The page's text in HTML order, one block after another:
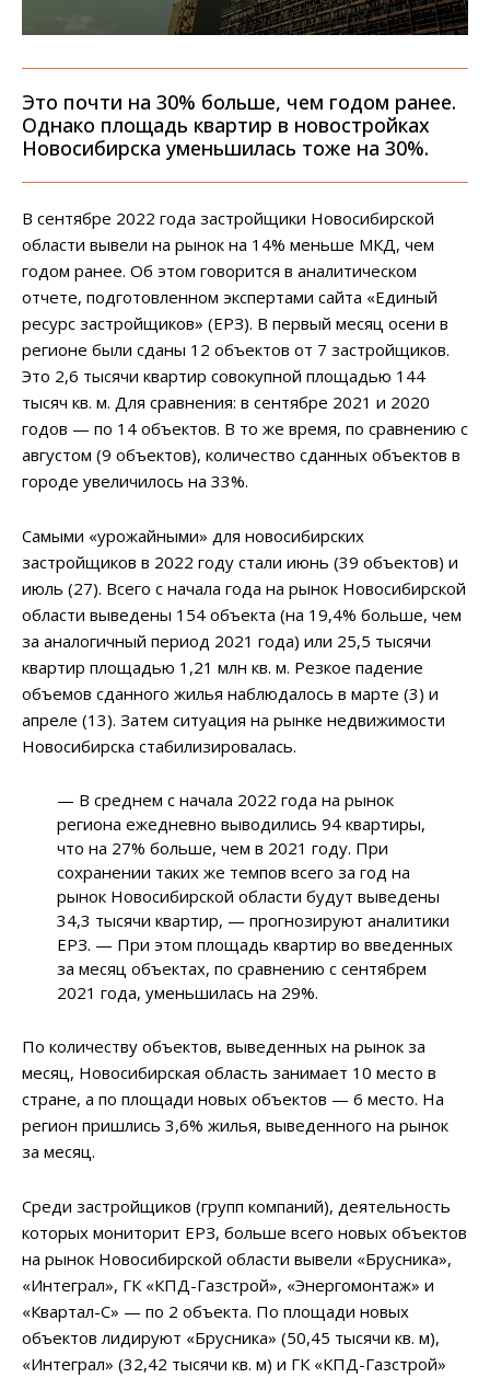
Это почти на 30% больше, чем годом ранее.
Однако площадь квартир в новостройках
Новосибирска уменьшилась тоже на 30%.
В сентябре 2022 года застройщики Новосибирской
области вывели на рынок на 14% меньше МКД, чем
годом ранее. Об этом говорится в аналитическом
отчете, подготовленном экспертами сайта «Единый
ресурс застройщиков» (ЕРЗ). В первый месяц осени в
регионе были сданы 12 объектов от 7 застройщиков.
Это 2,6 тысячи квартир совокупной площадью 144
тысяч кв. м. Для сравнения: в сентябре 2021 и 2020
годов — по 14 объектов. В то же время, по сравнению с
августом (9 объектов), количество сданных объектов в
городе увеличилось на 33%.
Самыми «урожайными» для новосибирских
застройщиков в 2022 году стали июнь (39 объектов) и
июль (27). Всего с начала года на рынок Новосибирской
области выведены 154 объекта (на 19,4% больше, чем
за аналогичный период 2021 года) или 25,5 тысячи
квартир площадью 1,21 млн кв. м. Резкое падение
объемов сданного жилья наблюдалось в марте (3) и
апреле (13). Затем ситуация на рынке недвижимости
Новосибирска стабилизировалась.
— В среднем с начала 2022 года на рынок
региона ежедневно выводились 94 квартиры,
что на 27% больше, чем в 2021 году. При
сохранении таких же темпов всего за год на
рынок Новосибирской области будут выведены
34,3 тысячи квартир, — прогнозируют аналитики
ЕРЗ. — При этом площадь квартир во введенных
за месяц объектах, по сравнению с сентябрем
2021 года, уменьшилась на 29%.
По количеству объектов, выведенных на рынок за
месяц, Новосибирская область занимает 10 место в
стране, а по площади новых объектов — 6 место. На
регион пришлись 3,6% жилья, выведенного на рынок
за месяц.
Среди застройщиков (групп компаний), деятельность
которых мониторит ЕРЗ, больше всего новых объектов
на рынок Новосибирской области вывели «Брусника»,
«Интеграл», ГК «КПД-Газстрой», «Энергомонтаж» и
«Квартал-С» — по 2 объекта. По площади новых
объектов лидируют «Брусника» (50,45 тысячи кв. м),
«Интеграл» (32,42 тысячи кв. м) и ГК «КПД-Газстрой»